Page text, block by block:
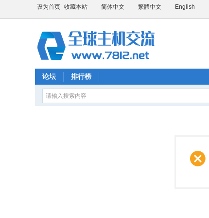
设为首页 收藏本站 简体中文 繁體中文 English
论坛 排行榜